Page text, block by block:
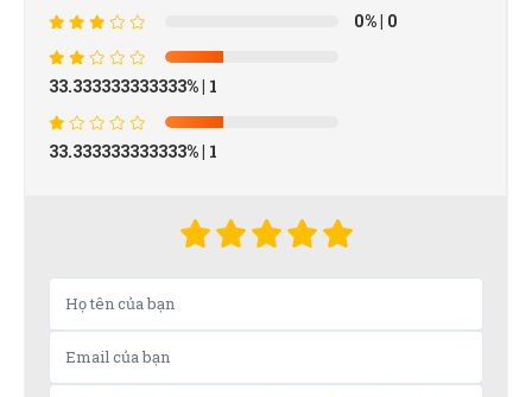
0%| 0
33.333333333333%| 1
33.333333333333%| 1